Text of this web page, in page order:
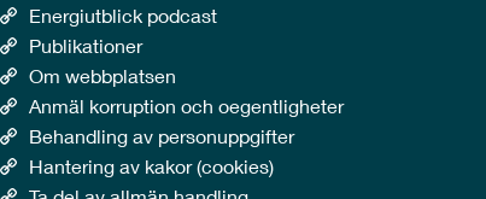
Energiutblick podcast
Publikationer
Om webbplatsen
Anmäl korruption och oegentligheter
Behandling av personuppgifter
Hantering av kakor (cookies)